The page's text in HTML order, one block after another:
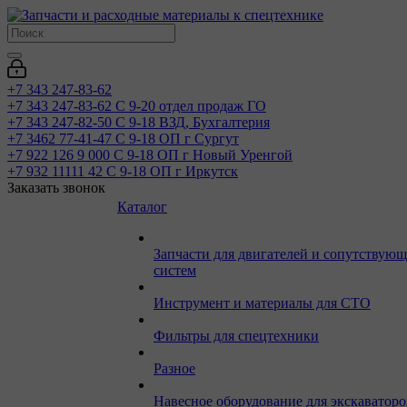
+7 343 247-83-62
+7 343 247-83-62 С 9-20 отдел продаж ГО
+7 343 247-82-50 С 9-18 ВЗД, Бухгалтерия
+7 3462 77-41-47 С 9-18 ОП г Сургут
+7 922 126 9 000 С 9-18 ОП г Новый Уренгой
+7 932 11111 42 С 9-18 ОП г Иркутск
Заказать звонок
Каталог
Запчасти для двигателей и
систем
Инструмент и материалы для СТО
Фильтры для спецтехники
Разное
Навесное оборудование для